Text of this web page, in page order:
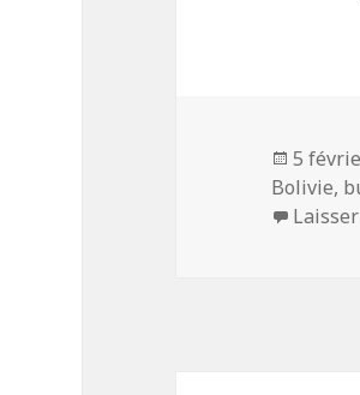
Publié
le
5
Bolivie,